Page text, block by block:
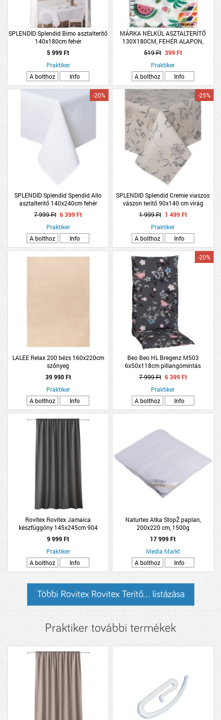
SPLENDID Splendid Bimo asztalterítő
140x180cm fehér
5 999 Ft
Praktiker
A bolthoz
Info
MÁRKA NÉLKÜL ASZTALTERÍTŐ
130X180CM, FEHÉR ALAPON,
KÉTFÉLE GYÜMÖLCSÖS MINTÁVAL
519 Ft 399 Ft
Praktiker
A bolthoz
Info
SPLENDID Splendid Spendid Allo
asztalterítő 140x240cm fehér
-20%
7 999 Ft 6 399 Ft
Praktiker
A bolthoz
Info
SPLENDID Splendid Cremie viaszos
vászon terítő 90x140 cm virág
mintás PVC
-25%
1 999 Ft 1 499 Ft
Praktiker
A bolthoz
Info
LALEE Relax 200 bézs 160x220cm
szőnyeg
39 990 Ft
Praktiker
A bolthoz
Info
Beo Beo HL Bregenz M503
6x50x118cm pillangómintás
magastámlás párna
-20%
7 999 Ft 6 399 Ft
Praktiker
A bolthoz
Info
Rovitex Rovitex Jamaica
készfüggöny 145x245cm 904
s.szürke
9 999 Ft
Praktiker
A bolthoz
Info
Naturtex Atka StopŽ paplan,
200x220 cm, 1500g
17 999 Ft
Media Markt
A bolthoz
Info
Többi Rovitex Rovitex Terítő... listázása
Praktiker további termékek